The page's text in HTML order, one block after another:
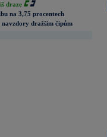
draze
na 3,75 procentech
dražším čipům